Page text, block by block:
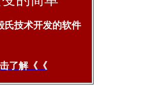
氏技术开发的软件
了解《《